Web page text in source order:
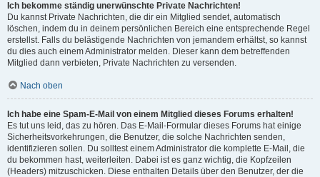
Ich bekomme ständig unerwünschte Private Nachrichten!
Du kannst Private Nachrichten, die dir ein Mitglied sendet, automatisch
löschen, indem du in deinem persönlichen Bereich eine entsprechende Regel
erstellst. Falls du belästigende Nachrichten von jemandem erhältst, so kannst
du dies auch einem Administrator melden. Dieser kann dem betreffenden
Mitglied dann verbieten, Private Nachrichten zu versenden.
Nach oben
Ich habe eine Spam-E-Mail von einem Mitglied dieses Forums erhalten!
Es tut uns leid, das zu hören. Das E-Mail-Formular dieses Forums hat einige
Sicherheitsvorkehrungen, die Benutzer, die solche Nachrichten senden,
identifizieren sollen. Du solltest einem Administrator die komplette E-Mail, die
du bekommen hast, weiterleiten. Dabei ist es ganz wichtig, die Kopfzeilen
(Headers) mitzuschicken. Diese enthalten Details über den Benutzer, der die